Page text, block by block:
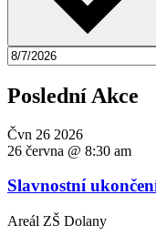
Poslední Akce
Čvn 26 2026
26 června @ 8:30 am
Slavnostní
Areál ZŠ Dolany